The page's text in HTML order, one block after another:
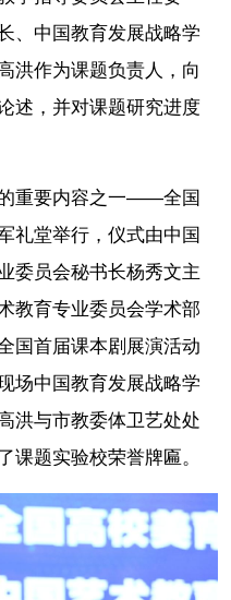
、中国教育发展战略学
洪作为课题负责人，向
述，并对课题研究进度
重要内容之一——全国
礼堂举行，仪式由中国
委员会秘书长杨秀文主
教育专业委员会学术部
国首届课本剧展演活动
场中国教育发展战略学
洪与市教委体卫艺处处
课题实验校荣誉牌匾。